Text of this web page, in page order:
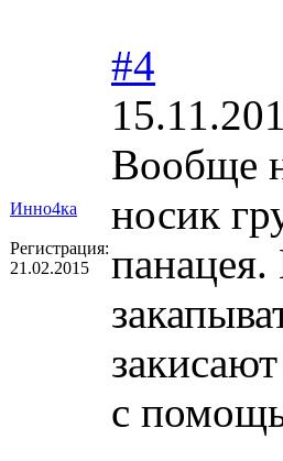
Инно4ка
Регистрация:
21.02.2015
#4
Вообще
носик
с